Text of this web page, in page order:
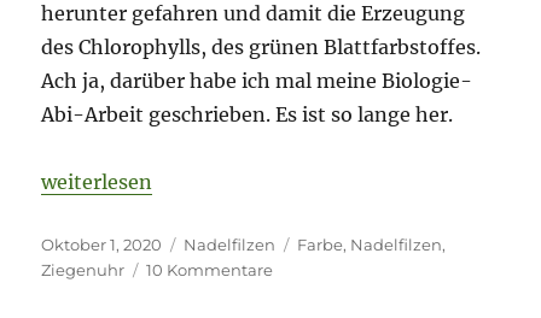
herunter gefahren und damit die Erzeugung
des Chlorophylls, des grünen Blattfarbstoffes.
Ach ja, darüber habe ich mal meine Biologie-
Abi-Arbeit geschrieben. Es ist so lange her.
„Farbe im Herbst und die Geschichte meiner
weiterlesen
Veröffentlicht
am
Oktober 1, 2020 Kategorien
Nadelfilzen Schlagwörter
Farbe, Nadelfilzen,
Ziegenuhr
10 Kommentarezu